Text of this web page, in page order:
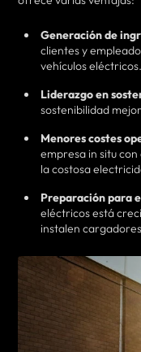
Generación de
clientes y
vehículos eléctricos.
Liderazgo en
sostenibilidad
Menores costes
empresa in situ
la costosa
Preparación para
eléctricos está
instalen